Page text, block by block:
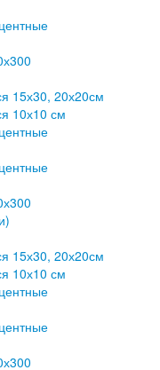
15х30, 20х20см
10х10 см
15х30, 20х20см
10х10 см